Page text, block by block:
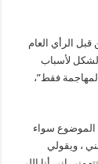
الرأي العام
الشكل لأسباب
فقط”،
سواء
، ويقولي